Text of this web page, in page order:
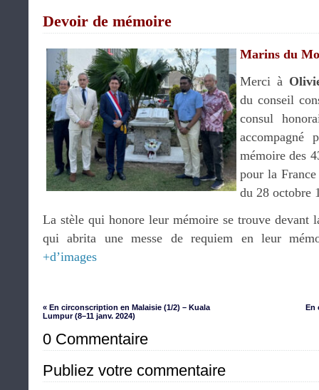
Devoir de mémoire
Marins du
Merci à
du conseil
consul
accompagné
mémoire des
pour la
du 28 octobre
La stèle qui honore leur mémoire se trouve devant
qui abrita une messe de requiem en leur
+d’images
« En circonscription en Malaisie (1/2) – Kuala
Lumpur (8–11 janv. 2024)
En
0 Commentaire
Publiez votre commentaire